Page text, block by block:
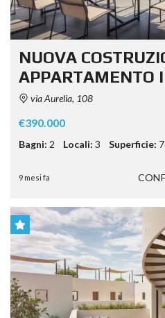
NUOVA
APPARTAMENTO
via Aurelia, 108
€390.000
Bagni: 2 Locali: 3 Superficie:
9 mesi fa